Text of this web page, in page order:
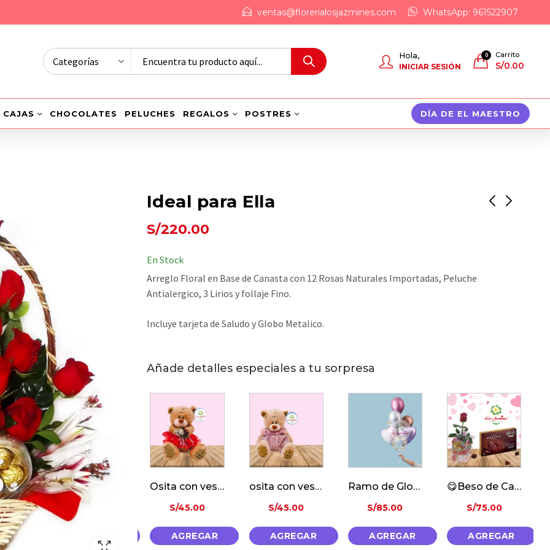
ventas@florerialosjazmines.com WhatsApp: 961522907
Hola,
INICIAR SESIÓN
0 Carrito
S/0.00
CAJAS CHOCOLATES PELUCHES REGALOS POSTRES DÍA DE EL MAESTRO
Ideal para Ella
S/220.00
En Stock
Arreglo Floral en Base de Canasta con 12 Rosas Naturales Importadas, Peluche
Antialergico, 3 Lirios y follaje Fino.
Incluye tarjeta de Saludo y Globo Metalico.
Añade detalles especiales a tu sorpresa
Oso Con «I Love You»
S/45.00
osita con vestido
S/45.00
AGREGAR
Ramo de Globos Metalicos
S/85.00
AGREGAR
😋Beso de Cacao🍫
S/75.00
AGREGAR
Chocolate la iberica Mixtura
S/64.00
AGREGAR